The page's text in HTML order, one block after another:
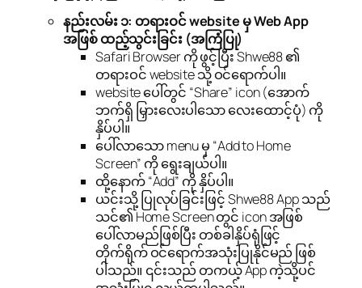
နည်းလမ်း ၁: တရားဝင် website မှ Web App
အဖြစ် ထည့်သွင်းခြင်း (အကြံပြု)
Safari Browser ကို ဖွင့်ပြီး Shwe88 ၏
တရားဝင် website သို့ ဝင်ရောက်ပါ။
website ပေါ်တွင် “Share” icon (အောက်
ဘက်ရှိ မြှားလေးပါသော လေးထောင့်ပုံ) ကို
နှိပ်ပါ။
ပေါ်လာသော menu မှ “Add to Home
Screen” ကို ရွေးချယ်ပါ။
ထို့နောက် “Add” ကို နှိပ်ပါ။
ယင်းသို့ ပြုလုပ်ခြင်းဖြင့် Shwe88 App သည်
သင်၏ Home Screen တွင် icon အဖြစ်
ပေါ်လာမည်ဖြစ်ပြီး တစ်ခါနှိပ်ရုံဖြင့်
တိုက်ရိုက် ဝင်ရောက်အသုံးပြုနိုင်မည် ဖြစ်
ပါသည်။ ၎င်းသည် တကယ့် App ကဲ့သို့ပင်